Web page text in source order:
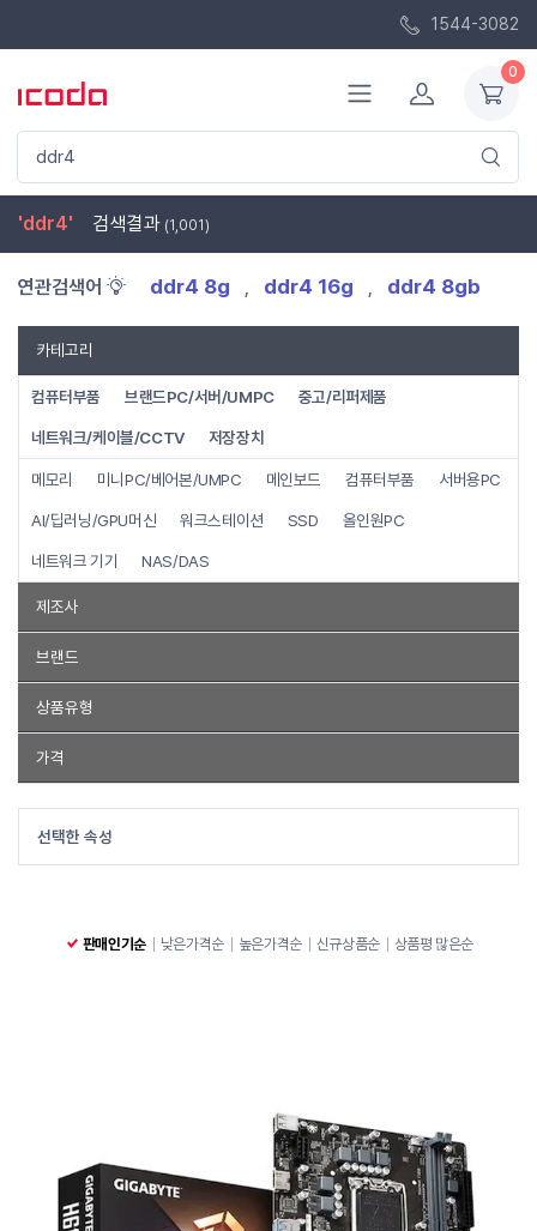
1544-3082
0
'ddr4' 검색결과 (1,001)
연관검색어 ddr4 8g , ddr4 16g , ddr4 8gb
카테고리
컴퓨터부품 브랜드PC/서버/UMPC 중고/리퍼제품
네트워크/케이블/CCTV 저장장치
메모리 미니PC/베어본/UMPC 메인보드 컴퓨터부품 서버용PC
AI/딥러닝/GPU머신 워크스테이션 SSD 올인원PC
네트워크 기기 NAS/DAS
제조사
OZONE
V-Color HP 타무즈 에센코어 타이안코리아 슈퍼마이크로
트랜센드 에이페이서 OLOy 킹스톤 MSI 비즈텍 에이서
디자인코끼리 AGI ZADAK 컴이지 ASROCK RACK
브랜드
T-Force
T-Force Ramonster VENGEANCE Dominator Platinum
KLEVV
상품유형
메모리
M.2 NVMe SSD
가격
~
선택한 속성
판매인기순 낮은가격순 높은가격순 신규상품순 상품평 많은순